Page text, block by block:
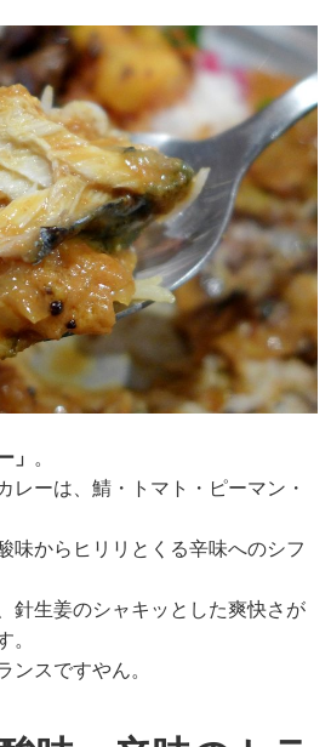
」
。
レーは、鯖・トマト・ピーマン・
味からヒリリとくる辛味へのシフ
針生姜のシャキッとした爽快さが
。
ンスですやん。